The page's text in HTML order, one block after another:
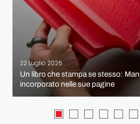
22 Luglio 2026
Un libro che stampa se stesso:
incorporato nelle sue pagine